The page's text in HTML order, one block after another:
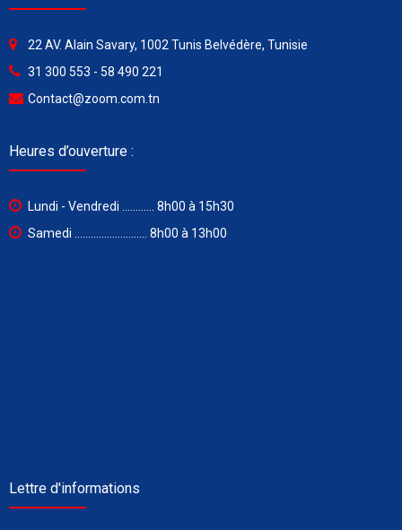
22 AV. Alain Savary, 1002 Tunis Belvédère, Tunisie
31 300 553 - 58 490 221
Contact@zoom.com.tn
Heures d’ouverture :
Lundi - Vendredi ............ 8h00 à 15h30
Samedi ........................... 8h00 à 13h00
Lettre d'informations